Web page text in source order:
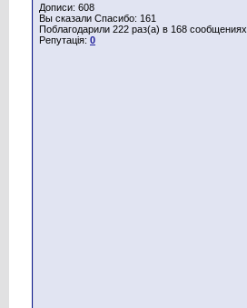
Дописи: 608
Вы сказали Спасибо: 161
Поблагодарили 222 раз(а) в 168 сообщениях
Репутація: 0